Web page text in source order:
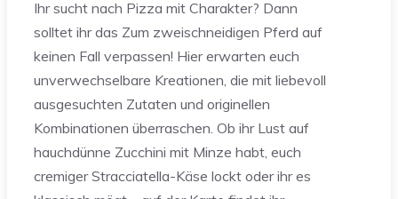
Ihr sucht nach Pizza mit Charakter? Dann
solltet ihr das Zum zweischneidigen Pferd auf
keinen Fall verpassen! Hier erwarten euch
unverwechselbare Kreationen, die mit liebevoll
ausgesuchten Zutaten und originellen
Kombinationen überraschen. Ob ihr Lust auf
hauchdünne Zucchini mit Minze habt, euch
cremiger Stracciatella-Käse lockt oder ihr es